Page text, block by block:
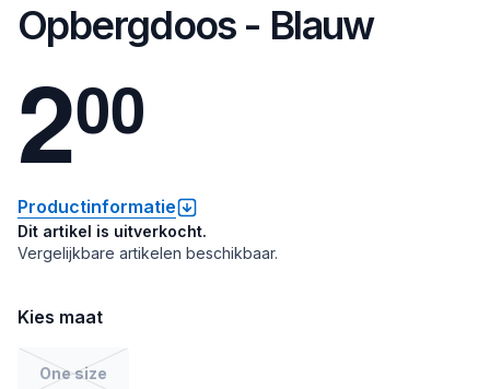
Opbergdoos - Blauw
200
Productinformatie
Dit artikel is uitverkocht.
Vergelijkbare artikelen beschikbaar.
Kies maat
One size